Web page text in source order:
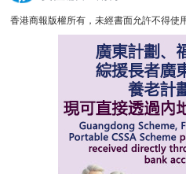
香港商報版權所有，未經書面允許不得使用